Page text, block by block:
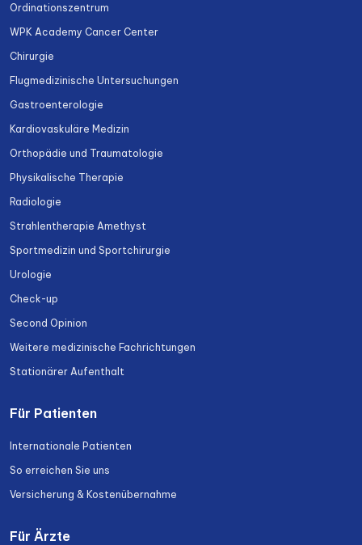
Ordinationszentrum
WPK Academy Cancer Center
Chirurgie
Flugmedizinische Untersuchungen
Gastroenterologie
Kardiovaskuläre Medizin
Orthopädie und Traumatologie
Physikalische Therapie
Radiologie
Strahlentherapie Amethyst
Sportmedizin und Sportchirurgie
Urologie
Check-up
Second Opinion
Weitere medizinische Fachrichtungen
Stationärer Aufenthalt
Für Patienten
Internationale Patienten
So erreichen Sie uns
Versicherung & Kostenübernahme
Für Ärzte